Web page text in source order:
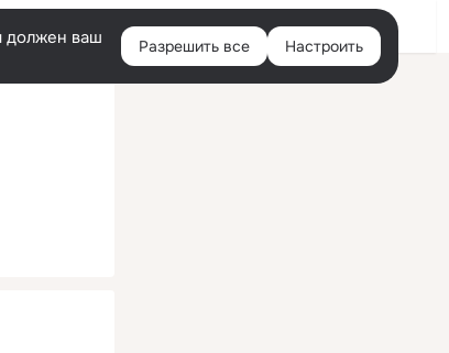
Войти
должен ваш
Разрешить все Настроить